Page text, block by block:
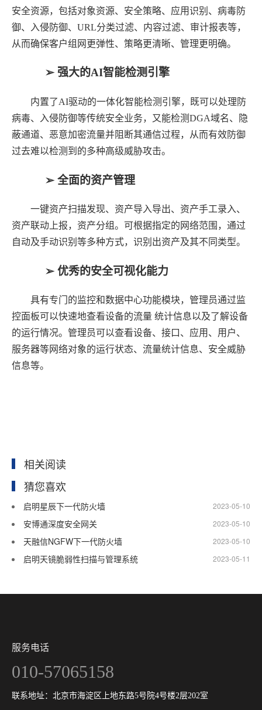
安全资源，包括对象资源、安全策略、应用识别、病毒防
御、入侵防御、 URL分类过滤、内容过滤、审计报表等，
从而确保客户组网更弹性、策略更清晰、管理更明确。
➢ 强大的AI智能检测引擎
内置了AI驱动的一体化智能检测引擎，既可以处理防
病毒、入侵防御等传统安全业务，又能检测DGA域名、隐
蔽通道、恶意加密流量并阻断其通信过程，从而有效防御
过去难以检测到的多种高级威胁攻击。
➢ 全面的资产管理
一键资产扫描发现、资产导入导出、资产手工录入、
资产联动上报，资产分组。可根据指定的网络范围，通过
自动及手动识别等多种方式，识别出资产及其不同类型。
➢优秀的安全可视化能力
具有专门的监控和数据中心功能模块，管理员通过监
控面板可以快速地查看设备的流量 统计信息以及了解设备
的运行情况。管理员可以查看设备、接口、应用、用户、
服务器等网络对象的运行状态、流量统计信息、安全威胁
信息等。
相关阅读
猜您喜欢
2023-05-10
启明星辰下一代防火墙
2023-05-10
安博通深度安全网关
2023-05-10
天融信NGFW下一代防火墙
2023-05-11
启明天镜脆弱性扫描与管理系统
服务电话
010-57065158
联系地址：北京市海淀区上地东路5号院4号楼2层202室